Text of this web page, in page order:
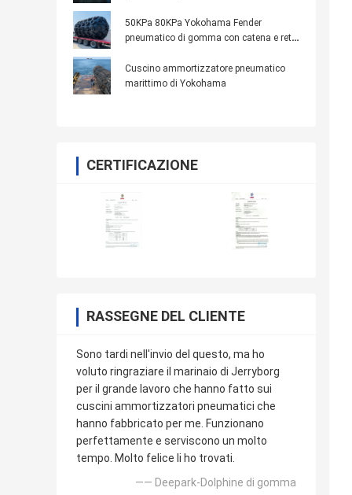
50KPa 80KPa Yokohama Fender
pneumatico di gomma con catena e rete
Cuscino ammortizzatore pneumatico
marittimo di Yokohama
CERTIFICAZIONE
RASSEGNE DEL CLIENTE
Sono tardi nell'invio del questo, ma ho
voluto ringraziare il marinaio di Jerryborg
per il grande lavoro che hanno fatto sui
cuscini ammortizzatori pneumatici che
hanno fabbricato per me. Funzionano
perfettamente e serviscono un molto
tempo. Molto felice li ho trovati.
—— Deepark-Dolphine di gomma